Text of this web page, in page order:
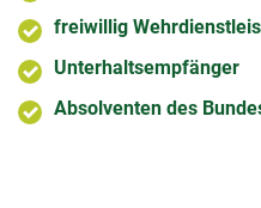
freiwillig
Unterhaltsempfänger
Absolventen des